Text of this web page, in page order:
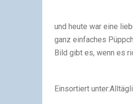
und heute war eine
ganz einfaches
Bild gibt es, wenn es
Einsortiert